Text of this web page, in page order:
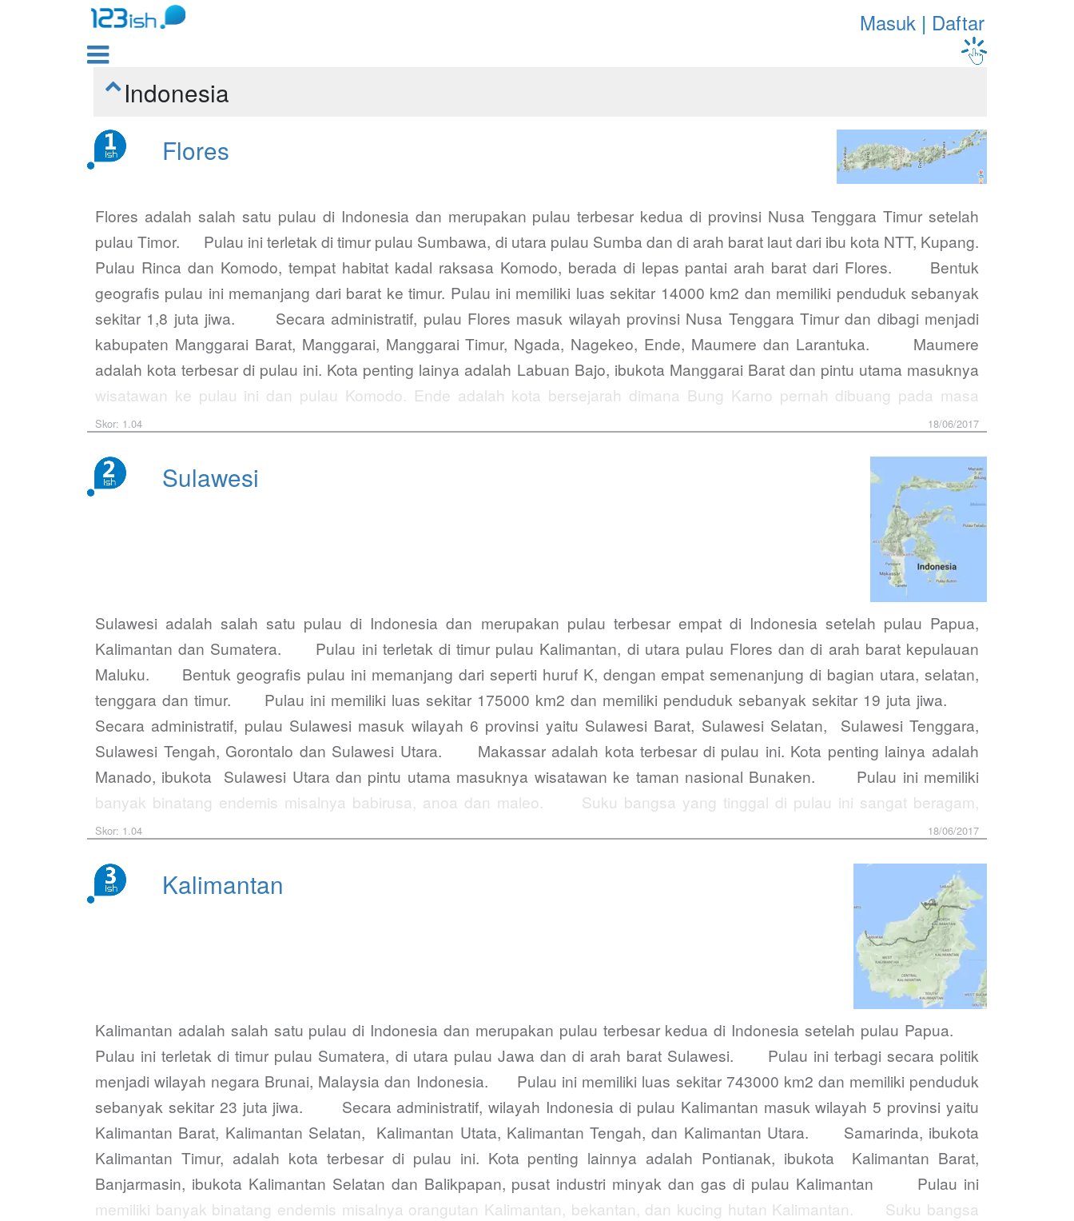
Masuk| Daftar

 Indonesia
Flores
Flores adalah salah satu pulau di Indonesia dan merupakan pulau terbesar kedua di provinsi Nusa Tenggara Timur setelah
pulau Timor. Pulau ini terletak di timur pulau Sumbawa, di utara pulau Sumba dan di arah barat laut dari ibu kota NTT, Kupang.
Pulau Rinca dan Komodo, tempat habitat kadal raksasa Komodo, berada di lepas pantai arah barat dari Flores. Bentuk
geografis pulau ini memanjang dari barat ke timur. Pulau ini memiliki luas sekitar 14000 km2 dan memiliki penduduk sebanyak
sekitar 1,8 juta jiwa. Secara administratif, pulau Flores masuk wilayah provinsi Nusa Tenggara Timur dan dibagi menjadi
kabupaten Manggarai Barat, Manggarai, Manggarai Timur, Ngada, Nagekeo, Ende, Maumere dan Larantuka. Maumere
adalah kota terbesar di pulau ini. Kota penting lainya adalah Labuan Bajo, ibukota Manggarai Barat dan pintu utama masuknya
wisatawan ke pulau ini dan pulau Komodo. Ende adalah kota bersejarah dimana Bung Karno pernah dibuang pada masa
perjuangannya. Hasil produksi…
Skor: 1.04 18/06/2017
Sulawesi
Sulawesi adalah salah satu pulau di Indonesia dan merupakan pulau terbesar empat di Indonesia setelah pulau Papua,
Kalimantan dan Sumatera. Pulau ini terletak di timur pulau Kalimantan, di utara pulau Flores dan di arah barat kepulauan
Maluku. Bentuk geografis pulau ini memanjang dari seperti huruf K, dengan empat semenanjung di bagian utara, selatan,
tenggara dan timur. Pulau ini memiliki luas sekitar 175000 km2 dan memiliki penduduk sebanyak sekitar 19 juta jiwa.
Secara administratif, pulau Sulawesi masuk wilayah 6 provinsi yaitu Sulawesi Barat, Sulawesi Selatan, Sulawesi Tenggara,
Sulawesi Tengah, Gorontalo dan Sulawesi Utara. Makassar adalah kota terbesar di pulau ini. Kota penting lainya adalah
Manado, ibukota Sulawesi Utara dan pintu utama masuknya wisatawan ke taman nasional Bunaken. Pulau ini memiliki
banyak binatang endemis misalnya babirusa, anoa dan maleo. Suku bangsa yang tinggal di pulau ini sangat beragam,
misalnya suku Bugis, Makassar, Kaili,…
Skor: 1.04 18/06/2017
Kalimantan
Kalimantan adalah salah satu pulau di Indonesia dan merupakan pulau terbesar kedua di Indonesia setelah pulau Papua.
Pulau ini terletak di timur pulau Sumatera, di utara pulau Jawa dan di arah barat Sulawesi. Pulau ini terbagi secara politik
menjadi wilayah negara Brunai, Malaysia dan Indonesia. Pulau ini memiliki luas sekitar 743000 km2 dan memiliki penduduk
sebanyak sekitar 23 juta jiwa. Secara administratif, wilayah Indonesia di pulau Kalimantan masuk wilayah 5 provinsi yaitu
Kalimantan Barat, Kalimantan Selatan, Kalimantan Utata, Kalimantan Tengah, dan Kalimantan Utara. Samarinda, ibukota
Kalimantan Timur, adalah kota terbesar di pulau ini. Kota penting lainnya adalah Pontianak, ibukota Kalimantan Barat,
Banjarmasin, ibukota Kalimantan Selatan dan Balikpapan, pusat industri minyak dan gas di pulau Kalimantan Pulau ini
memiliki banyak binatang endemis misalnya orangutan Kalimantan, bekantan, dan kucing hutan Kalimantan. Suku bangsa